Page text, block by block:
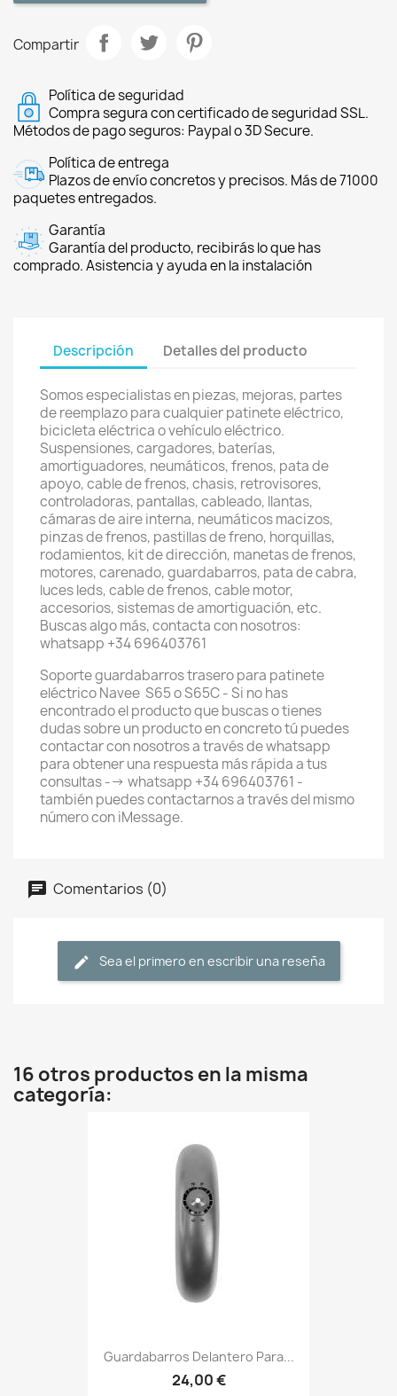
Compartir
Política de seguridad
Compra segura con certificado de seguridad SSL.
Métodos de pago seguros: Paypal o 3D Secure.
Política de entrega
Plazos de envío concretos y precisos. Más de 71000
paquetes entregados.
Garantía
Garantía del producto, recibirás lo que has
comprado. Asistencia y ayuda en la instalación
Descripción Detalles del producto
Somos especialistas en piezas, mejoras, partes
de reemplazo para cualquier patinete eléctrico,
bicicleta eléctrica o vehículo eléctrico.
Suspensiones, cargadores, baterías,
amortiguadores, neumáticos, frenos, pata de
apoyo, cable de frenos, chasis, retrovisores,
controladoras, pantallas, cableado, llantas,
cámaras de aire interna, neumáticos macizos,
pinzas de frenos, pastillas de freno, horquillas,
rodamientos, kit de dirección, manetas de frenos,
motores, carenado, guardabarros, pata de cabra,
luces leds, cable de frenos, cable motor,
accesorios, sistemas de amortiguación, etc.
Buscas algo más, contacta con nosotros:
whatsapp +34 696403761
Soporte guardabarros trasero para patinete
eléctrico Navee S65 o S65C - Si no has
encontrado el producto que buscas o tienes
dudas sobre un producto en concreto tú puedes
contactar con nosotros a través de whatsapp
para obtener una respuesta más rápida a tus
consultas --> whatsapp +34 696403761 -
también puedes contactarnos a través del mismo
número con iMessage.
Comentarios (0)
Sea el primero en escribir una reseña
16 otros productos en la misma
categoría:
Guardabarros Delantero Para...
24,00 €